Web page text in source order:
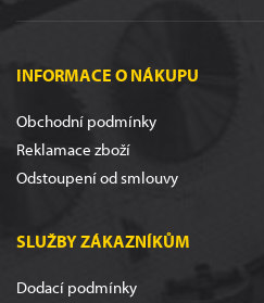
INFORMACE O NÁKUPU
Obchodní podmínky
Reklamace zboží
Odstoupení od smlouvy
SLUŽBY ZÁKAZNÍKŮM
Dodací podmínky